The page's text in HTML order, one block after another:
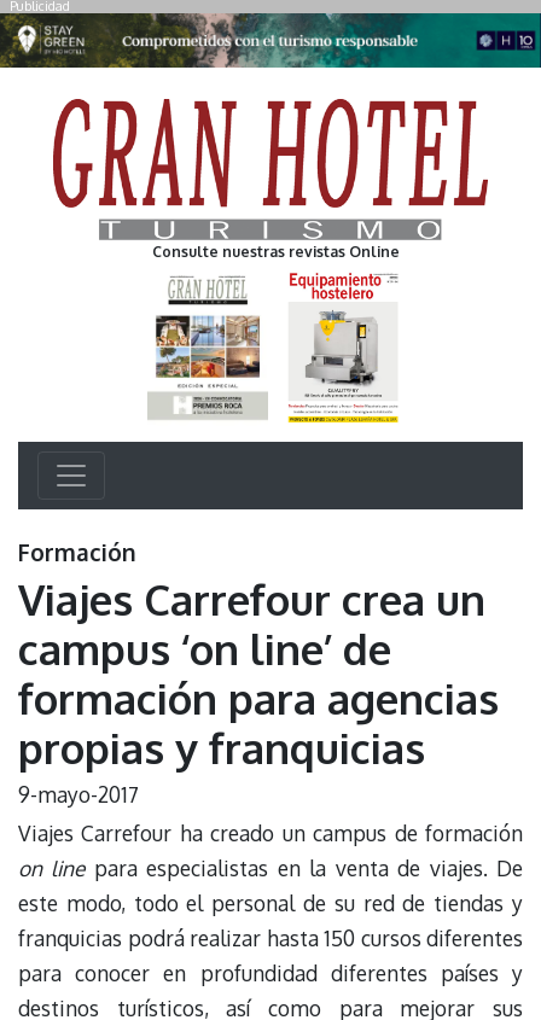
Publicidad
Consulte nuestras revistas Online
Formación
Viajes Carrefour crea un
campus ‘on line’ de
formación para agencias
propias y franquicias
9-mayo-2017
Viajes Carrefour ha creado un campus de formación
on linepara especialistas en la venta de viajes. De
este modo, todo el personal de su red de tiendas y
franquicias podrá realizar hasta 150 cursos diferentes
para conocer en profundidad diferentes países y
destinos turísticos, así como para mejorar sus